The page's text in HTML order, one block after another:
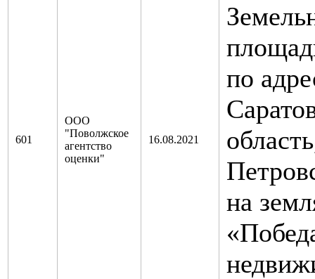
601
ООО
"Поволжское
агентство
оценки"
16.08.2021
по
на